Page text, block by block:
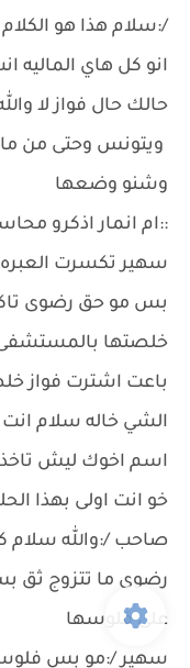
/:سلام هذا هو
انو كل هاي
حالك حال فواز لا
ويتونس وحتى من
وشنو وضعها
::ام انمار اذكرو
سهير تكسرت العبره
بس مو حق رضوى
خلصتها بالمستشفى
باعت اشترت فواز
الشي خاله سلام
اسم اخوك ليش تاخذ
خو انت اولى بهذا
صاحب /:والله سلام
رضوى ما تتزوج ثق
على فلوسها
سهير /:مو بس